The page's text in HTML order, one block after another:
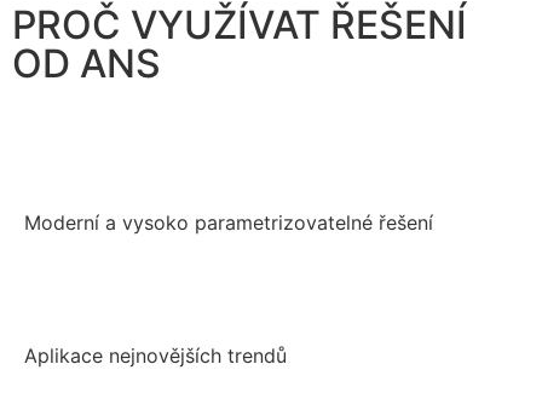
PROČ VYUŽÍVAT ŘEŠENÍ
OD ANS
Moderní a vysoko parametrizovatelné řešení
Aplikace nejnovějších trendů